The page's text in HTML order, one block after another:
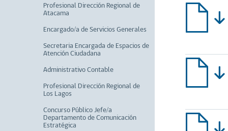
Profesional Dirección Regional de
Atacama
Encargado/a de Servicios Generales
Secretaria Encargada de Espacios de
Atención Ciudadana
Administrativo Contable
Profesional Dirección Regional de
Los Lagos
Concurso Público Jefe/a
Departamento de Comunicación
Estratégica